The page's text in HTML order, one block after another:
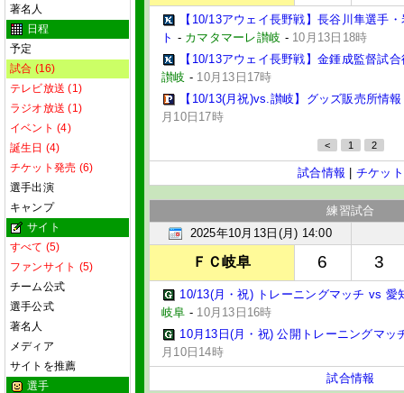
著名人
日程
予定
試合 (16)
テレビ放送 (1)
ラジオ放送 (1)
イベント (4)
誕生日 (4)
チケット発売 (6)
選手出演
キャンプ
サイト
すべて (5)
ファンサイト (5)
チーム公式
選手公式
著名人
メディア
サイトを推薦
選手
【10/13アウェイ長野戦】長谷川隼選手
ト - カマタマーレ讃岐 - 10月13日18時
【10/13アウェイ長野戦】金鍾成監督試
讃岐 - 10月13日17時
【10/13(月祝)vs.讃岐】グッズ販売所情報
月10日17時
< 1 2
試合情報 チケット
練習試合
2025年10月13日(月) 14:00
ＦＣ岐阜 6 3
10/13(月・祝) トレーニングマッチ vs 愛
岐阜 - 10月13日16時
10月13日(月・祝) 公開トレーニングマッ
月10日14時
試合情報